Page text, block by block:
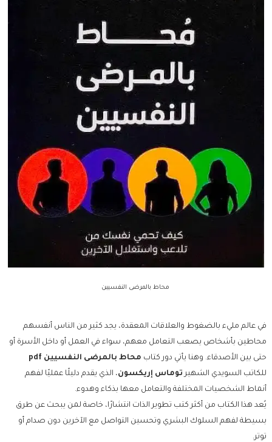
محاط بالمرضى النفسيين
في عالم مليء بالضغوط والعلاقات المعقدة، يجد كثير من الناس أنفسهم
محاطين بأشخاص يصعب التعامل معهم، سواء في العمل أو داخل الأسرة أو
حتى بين الأصدقاء. وهنا يأتي دور كتاب محاط بالمرضى النفسيين pdf
للكاتب السويدي الشهير توماس إريكسون، الذي يقدم دليلًا عمليًا لفهم
أنماط الشخصيات المختلفة والتعامل معها بذكاء وهدوء.
يُعد هذا الكتاب من أكثر كتب تطوير الذات انتشارًا، خاصة لمن يبحث عن طرق
بسيطة لفهم السلوك البشري وتحسين التواصل مع الآخرين دون صدام أو
توتر.